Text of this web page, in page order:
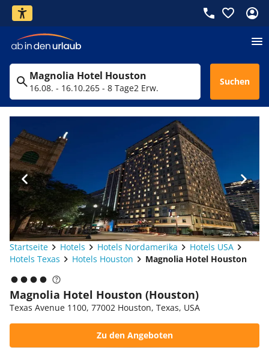
Magnolia Hotel Houston
16.08. - 16.10.265 - 8 Tage2 Erw.
Suchen
Startseite Hotels Hotels Nordamerika
Hotels USA
Hotels Texas
Hotels Houston Magnolia Hotel Houston
Magnolia Hotel Houston (Houston)
Texas Avenue 1100, 77002 Houston, Texas, USA
Zu den Angeboten